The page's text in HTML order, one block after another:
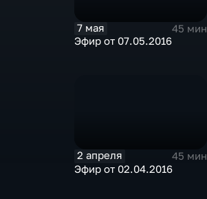
7 мая
45 мин
Эфир от 07.05.2016
2 апреля
45 мин
Эфир от 02.04.2016